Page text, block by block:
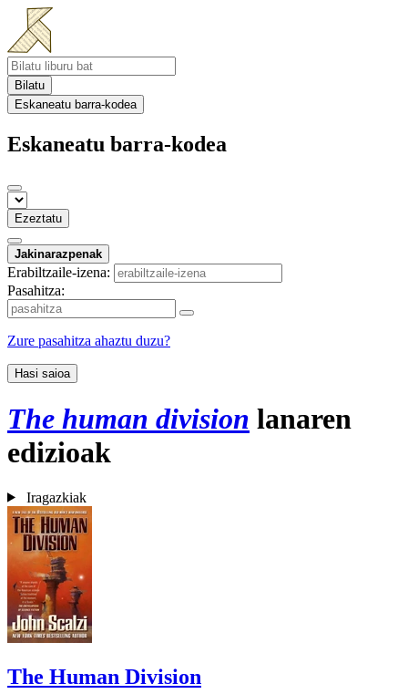
Bilatu
Eskaneatu barra-kodea
Eskaneatu barra-kodea
Ezeztatu
Jakinarazpenak
Erabiltzaile-izena:
Pasahitza:
Zure pasahitza ahaztu duzu?
Hasi saioa
The human division lanaren
edizioak
Iragazkiak
The Human Division